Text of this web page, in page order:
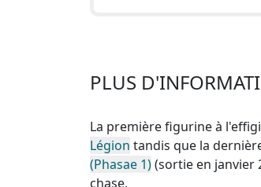
PLUS
La première figurine à
Légion tandis que la
(Phasae 1)(sortie en janvier
chase.